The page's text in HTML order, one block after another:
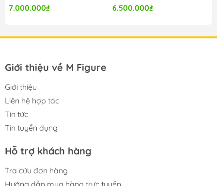
-----
7.000.000₫
6.500.000₫
Giới thiệu về M Figure
Giới thiệu
Liên hệ hợp tác
Tin tức
Tin tuyển dụng
Hỗ trợ khách hàng
Tra cứu đơn hàng
Hướng dẫn mua hàng trực tuyến